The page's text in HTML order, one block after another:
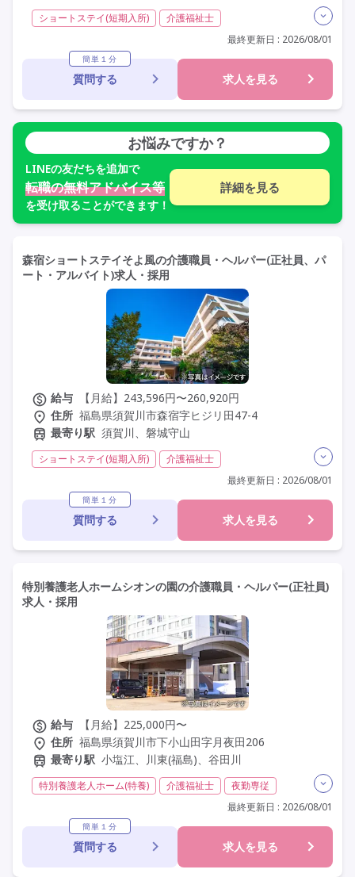
ショートステイ(短期入所)
介護福祉士
初任者研修(ヘルパー2級)
夜勤専従 非常勤
社会保険完備
交通費支給
学歴不問
定年60歳以上
資格取得支援 研修制度あり
最終更新日 : 2026/08/01
簡単１分
質問する 求人を見る
お悩みですか？
LINEの友だちを追加で
転職の無料アドバイス等
を受け取ることができます！
詳細を見る
森宿ショートステイそよ風の介護職員・ヘルパー(正社員、パ
ート・アルバイト)求人・採用
給与
【月給】243,596円〜260,920円
住所 福島県須賀川市森宿字ヒジリ田47-4
最寄り駅 須賀川、磐城守山
ショートステイ(短期入所)
介護福祉士
初任者研修(ヘルパー2級)
常勤 社会保険完備
交通費支給
学歴不問
定年60歳以上 定年65歳以上
車通勤可
最終更新日 : 2026/08/01
簡単１分
質問する 求人を見る
特別養護老人ホームシオンの園の介護職員・ヘルパー(正社員)
求人・採用
給与
【月給】225,000円〜
住所 福島県須賀川市下小山田字月夜田206
最寄り駅 小塩江、川東(福島)、谷田川
特別養護老人ホーム(特養) 介護福祉士
夜勤専従
社会保険完備
交通費支給
学歴不問 定年60歳以上
定年65歳以上
車通勤可
最終更新日 : 2026/08/01
簡単１分
質問する 求人を見る